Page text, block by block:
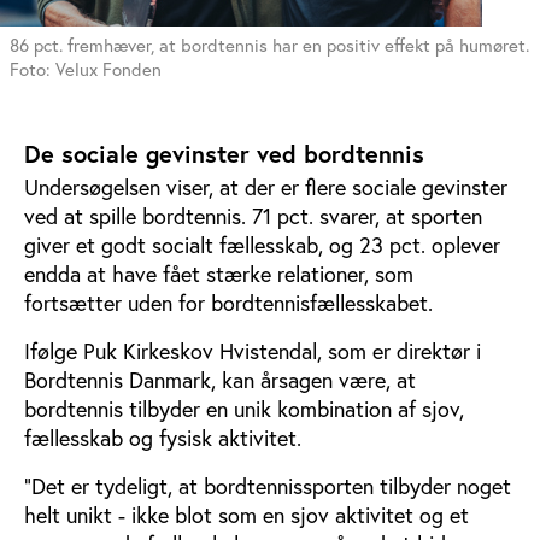
86 pct. fremhæver, at bordtennis har en positiv effekt på humøret.
Foto: Velux Fonden
De sociale gevinster ved bordtennis
Undersøgelsen viser, at der er flere sociale gevinster
ved at spille bordtennis. 71 pct. svarer, at sporten
giver et godt socialt fællesskab, og 23 pct. oplever
endda at have fået stærke relationer, som
fortsætter uden for bordtennisfællesskabet.
Ifølge Puk Kirkeskov Hvistendal, som er direktør i
Bordtennis Danmark, kan årsagen være, at
bordtennis tilbyder en unik kombination af sjov,
fællesskab og fysisk aktivitet.
“Det er tydeligt, at bordtennissporten tilbyder noget
helt unikt - ikke blot som en sjov aktivitet og et